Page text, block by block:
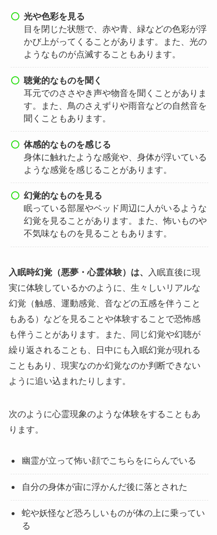
光や色彩を見る
目を閉じた状態で、赤や青、緑などの色彩が浮
かび上がってくることがあります。また、光の
ようなものが点滅することもあります。
聴覚的なものを聞く
耳元でのささやき声や物音を聞くことがありま
す。また、鳥のさえずりや雨音などの自然音を
聞くこともあります。
体感的なものを感じる
身体に触れたような感覚や、身体が浮いている
ような感覚を感じることがあります。
幻覚的なものを見る
眠っている部屋やベッド周辺に人がいるような
幻覚を見ることがあります。また、怖いものや
不気味なものを見ることもあります。
入眠時幻覚（悪夢・心霊体験）は、
入眠直後に現
実に体験しているかのように、生々しいリアルな
幻覚（触感、運動感覚、音などの五感を伴うこと
もある）などを見ることや体験することで恐怖感
も伴うことがあります。また、同じ幻覚や幻聴が
繰り返されることも、日中にも入眠幻覚が現れる
こともあり、現実なのか幻覚なのか判断できない
ように追い込まれたりします。
次のように心霊現象のような体験をすることもあ
ります。
幽霊が立って怖い顔でこちらをにらんでいる
自分の身体が宙に浮かんだ後に落とされた
蛇や妖怪など恐ろしいものが体の上に乗ってい
る